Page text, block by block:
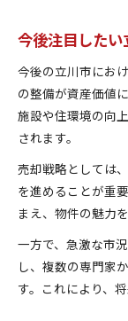
今後注目した
今後の立川市にお
の整備が資産価値
施設や住環境の向
されます。
売却戦略としては
を進めることが重
まえ、物件の魅力
一方で、急激な市
し、複数の専門家
す。これにより、